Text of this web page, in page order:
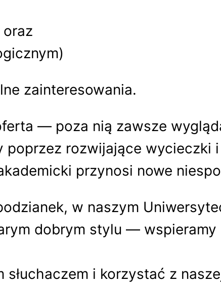
zainteresowania.
— poza nią zawsze
poprzez rozwijające wycieczki
przynosi nowe
w naszym
dobrym stylu — wspieramy
słuchaczem i korzystać z